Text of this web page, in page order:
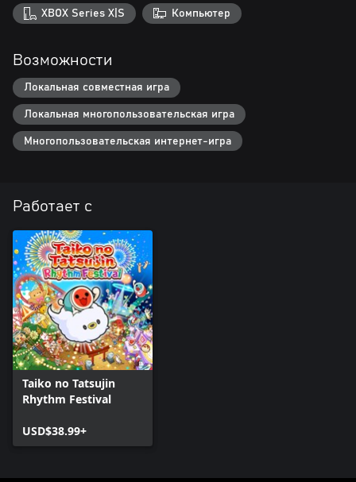
XBOX Series X|S Компьютер
Возможности
Локальная совместная игра
Локальная многопользовательская игра
Многопользовательская интернет-игра
Работает с
Taiko no Tatsujin
Rhythm Festival
USD$38.99+